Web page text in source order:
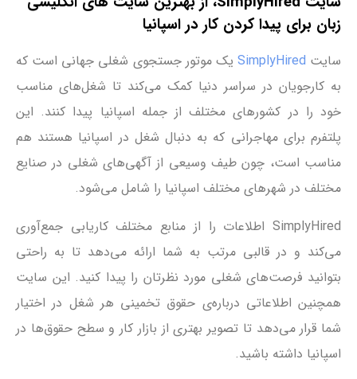
زبان برای پیدا کردن کار در اسپانیا
سایت SimplyHired یک موتور جستجوی شغلی جهانی است که
به کارجویان در سراسر دنیا کمک می‌کند تا شغل‌های مناسب
خود را در کشورهای مختلف از جمله اسپانیا پیدا کنند. این
پلتفرم برای مهاجرانی که به دنبال شغل در اسپانیا هستند هم
مناسب است، چون طیف وسیعی از آگهی‌های شغلی در صنایع
مختلف در شهرهای مختلف اسپانیا را شامل می‌شود.
SimplyHired اطلاعات را از منابع مختلف کاریابی جمع‌آوری
می‌کند و در قالبی مرتب به شما ارائه می‌دهد تا به راحتی
بتوانید فرصت‌های شغلی مورد نظرتان را پیدا کنید. این سایت
همچنین اطلاعاتی درباره‌ی حقوق تخمینی هر شغل در اختیار
شما قرار می‌دهد تا تصویر بهتری از بازار کار و سطح حقوق‌ها در
اسپانیا داشته باشید.